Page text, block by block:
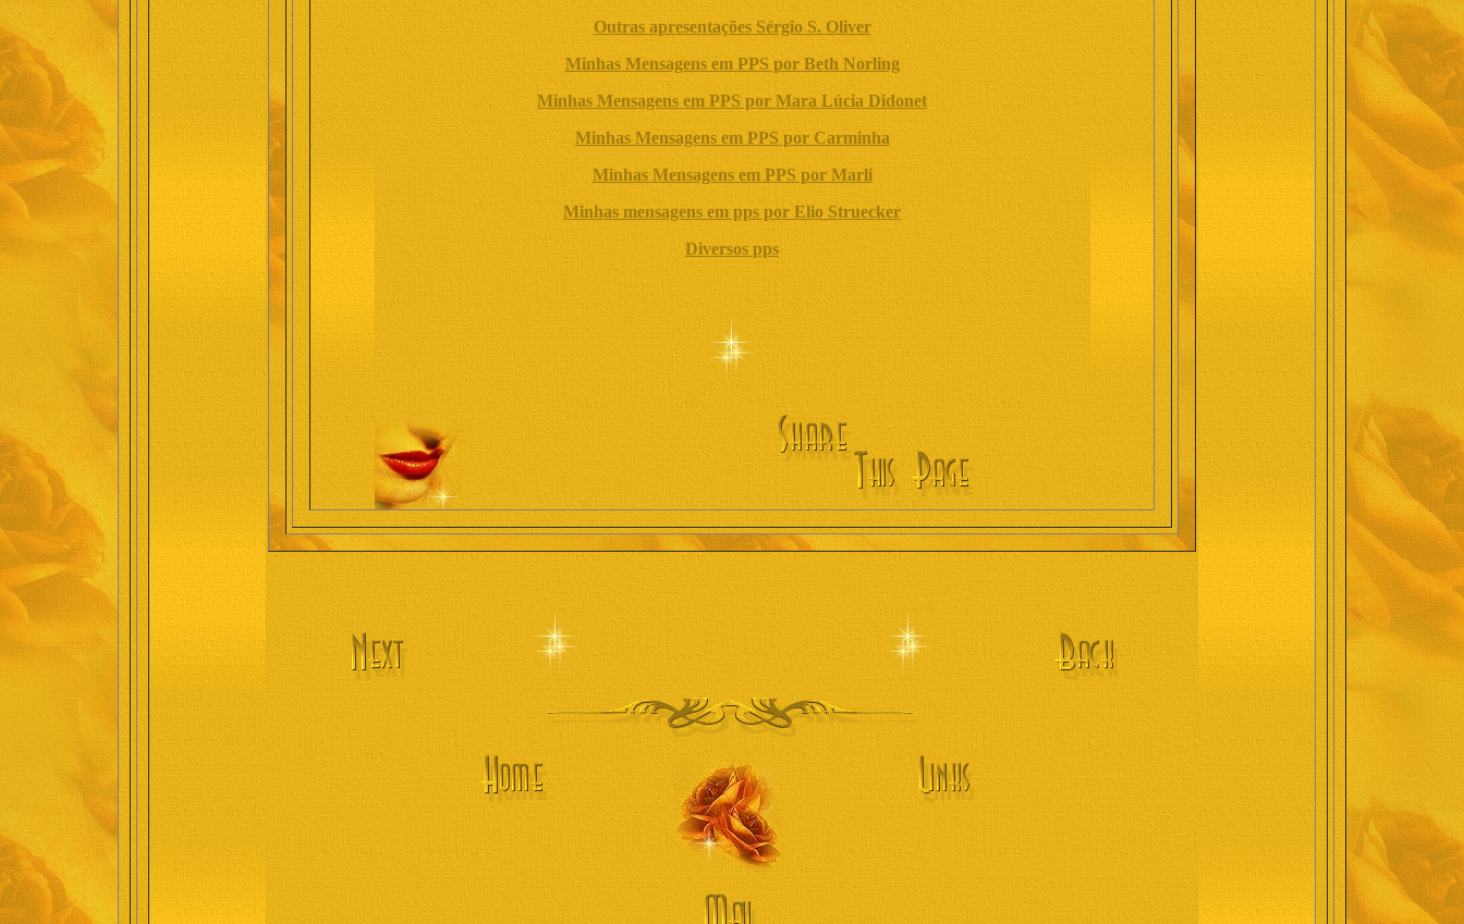
Outras apresentações Sérgio S. Oliver
Minhas Mensagens em PPS por Beth Norling
Minhas Mensagens em PPS por Mara Lúcia Didonet
Minhas Mensagens em PPS por Carminha
Minhas Mensagens em PPS por Marli
Minhas mensagens em pps por Elio Struecker
Diversos pps